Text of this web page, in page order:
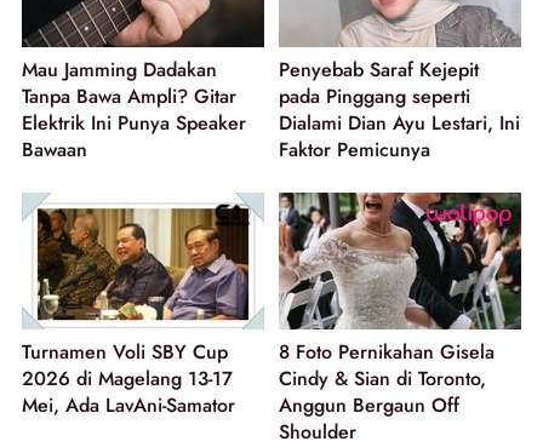
Mau Jamming Dadakan
Tanpa Bawa Ampli? Gitar
Elektrik Ini Punya Speaker
Bawaan
Penyebab Saraf Kejepit
pada Pinggang seperti
Dialami Dian Ayu Lestari, Ini
Faktor Pemicunya
Turnamen Voli SBY Cup
2026 di Magelang 13-17
Mei, Ada LavAni-Samator
8 Foto Pernikahan Gisela
Cindy & Sian di Toronto,
Anggun Bergaun Off
Shoulder